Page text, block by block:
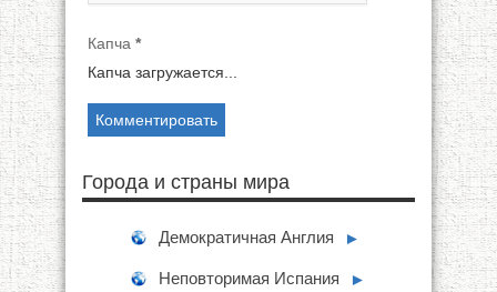
Капча *
Капча загружается...
Города и страны мира
Демократичная Англия ►
Неповторимая Испания ►